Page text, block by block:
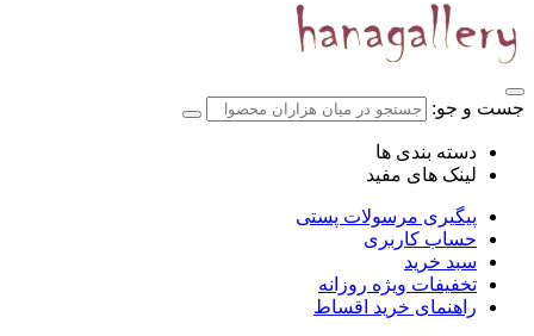
جست و جو:
دسته بندی ها
لینک های مفید
پیگیری مرسولات پستی
حساب کاربری
سبد خرید
تخفیفات ویژه روزانه
راهنمای خرید اقساط